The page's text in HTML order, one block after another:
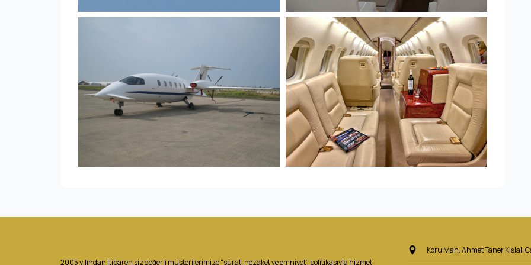
2005 yılından itibaren siz değerli müşterilerimize “sürat, nezaket ve emniyet” politikasıyla hizmet
Koru Mah. Ahmet Taner Kışlalı